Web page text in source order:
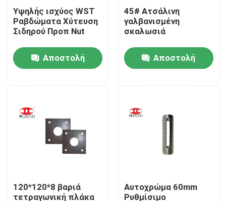
Σπίτι
Προϊόντα
Περίπου εμείς
Ποιοτικός έλεγχος
Ειδήσεις
Υψηλής ισχύος WST
Ραβδώματα Χύτευση
Σιδηρού Προπ Nut
Αποστολή
45# Ατσάλινη
γαλβανισμένη
σκαλωσιά
Αποστολή
120*120*8 βαριά
τετραγωνική πλάκα
Αυτοχρώμα 60mm
Ρυθμίσιμο